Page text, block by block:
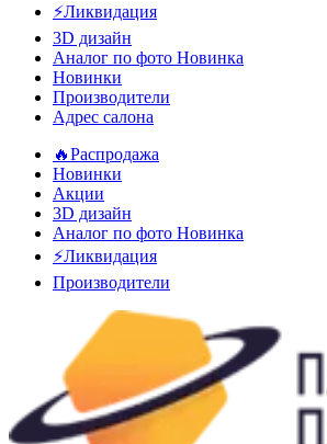
⚡️Ликвидация
3D дизайн
Аналог по фото Новинка
Новинки
Производители
Адрес салона
🔥Распродажа
Новинки
Акции
3D дизайн
Аналог по фото Новинка
⚡Ликвидация
Производители